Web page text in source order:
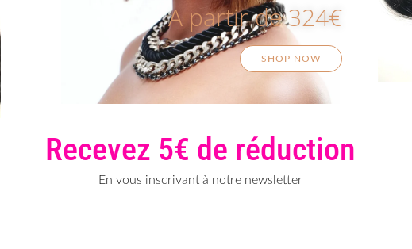
A partir de 324€
SHOP NOW
Recevez 5€ de réduction
En vous inscrivant à notre newsletter